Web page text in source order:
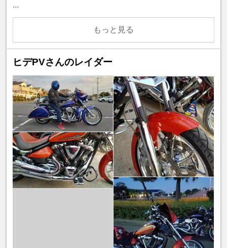
...
もっと見る
ヒデPVさんのレイダー